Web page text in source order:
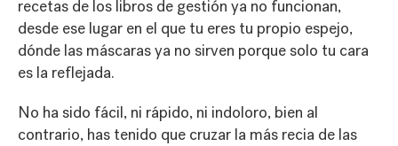
recetas de los libros de gestión ya no funcionan,
desde ese lugar en el que tu eres tu propio espejo,
dónde las máscaras ya no sirven porque solo tu cara
es la reflejada.
No ha sido fácil, ni rápido, ni indoloro, bien al
contrario, has tenido que cruzar la más recia de las